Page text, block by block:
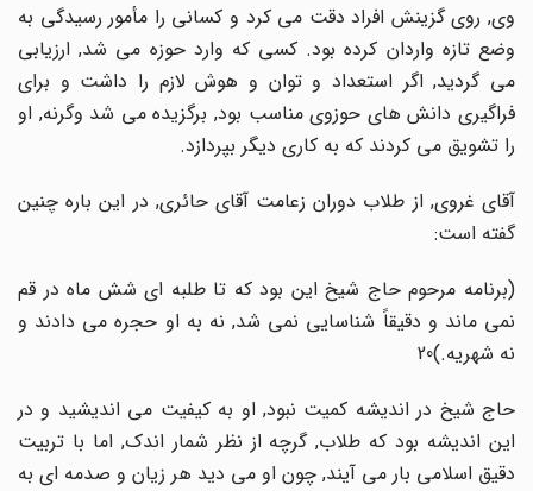
وی, روی گزینش افراد دقت می کرد و کسانی را مأمور رسیدگی به
وضع تازه واردان کرده بود. کسی که وارد حوزه می شد, ارزیابی
می گردید, اگر استعداد و توان و هوش لازم را داشت و برای
فراگیری دانش های حوزوی مناسب بود, برگزیده می شد وگرنه, او
را تشویق می کردند که به کاری دیگر بپردازد.
آقای غروی, از طلاب دوران زعامت آقای حائری, در این باره چنین
گفته است:
(برنامه مرحوم حاج شیخ این بود که تا طلبه ای شش ماه در قم
نمی ماند و دقیقاً شناسایی نمی شد, نه به او حجره می دادند و
نه شهریه.)20
حاج شیخ در اندیشه کمیت نبود, او به کیفیت می اندیشید و در
این اندیشه بود که طلاب, گرچه از نظر شمار اندک, اما با تربیت
دقیق اسلامی بار می آیند, چون او می دید هر زیان و صدمه ای به